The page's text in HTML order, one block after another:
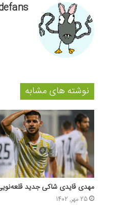
نوشته های مشابه
مهدی قایدی شاکی جدید
25 مهر, 1402